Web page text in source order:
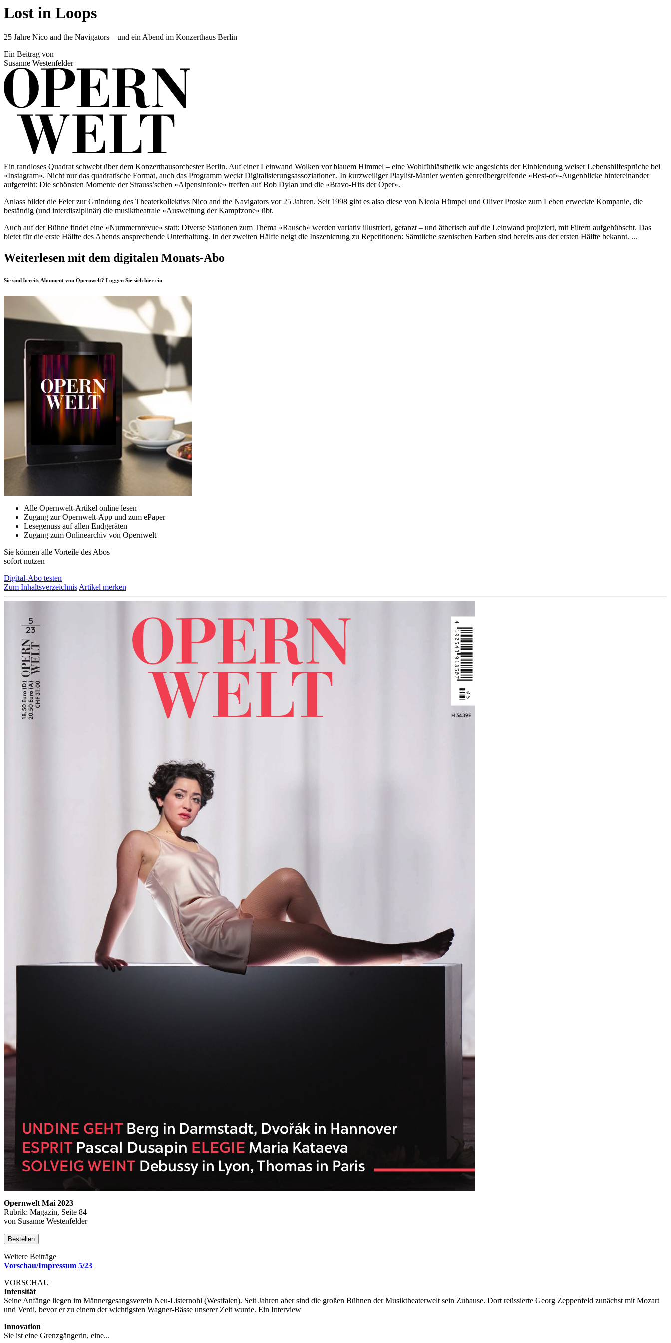
Lost in Loops
25 Jahre Nico and the Navigators – und ein Abend im Konzerthaus Berlin
Ein Beitrag von
Susanne Westenfelder
Ein randloses Quadrat schwebt über dem Konzerthausorchester Berlin. Auf einer Leinwand Wolken vor blauem Himmel – eine Wohlfühlästhetik wie angesichts der Einblendung weiser Lebenshilfesprüche bei
«Instagram». Nicht nur das quadratische Format, auch das Programm weckt Digitalisierungsassoziationen. In kurzweiliger Playlist-Manier werden genreübergreifende «Best-of»-Augenblicke hintereinander
aufgereiht: Die schönsten Momente der Strauss’schen «Alpensinfonie» treffen auf Bob Dylan und die «Bravo-Hits der Oper».
Anlass bildet die Feier zur Gründung des Theaterkollektivs Nico and the Navigators vor 25 Jahren. Seit 1998 gibt es also diese von Nicola Hümpel und Oliver Proske zum Leben erweckte Kompanie, die
beständig (und interdisziplinär) die musiktheatrale «Ausweitung der Kampfzone» übt.
Auch auf der Bühne findet eine «Nummernrevue» statt: Diverse Stationen zum Thema «Rausch» werden variativ illustriert, getanzt – und ätherisch auf die Leinwand projiziert, mit Filtern aufgehübscht. Das
bietet für die erste Hälfte des Abends ansprechende Unterhaltung. In der zweiten Hälfte neigt die Inszenierung zu Repetitionen: Sämtliche szenischen Farben sind bereits aus der ersten Hälfte bekannt. ...
Weiterlesen mit dem digitalen Monats-Abo
Sie sind bereits Abonnent von Opernwelt? Loggen Sie sich hier ein
Alle Opernwelt-Artikel online lesen
Zugang zur Opernwelt-App und zum ePaper
Lesegenuss auf allen Endgeräten
Zugang zum Onlinearchiv von Opernwelt
Sie können alle Vorteile des Abos
sofort nutzen
Digital-Abo testen
Zum Inhaltsverzeichnis Artikel merken
Opernwelt Mai 2023
Rubrik: Magazin, Seite 84
von Susanne Westenfelder
Bestellen
Weitere Beiträge
Vorschau/Impressum 5/23
VORSCHAU
Intensität
Seine Anfänge liegen im Männergesangsverein Neu-Listernohl (Westfalen). Seit Jahren aber sind die großen Bühnen der Musiktheaterwelt sein Zuhause. Dort reüssierte Georg Zeppenfeld zunächst mit Mozart
und Verdi, bevor er zu einem der wichtigsten Wagner-Bässe unserer Zeit wurde. Ein Interview
Innovation
Sie ist eine Grenzgängerin, eine...